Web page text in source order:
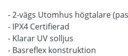
- 2-vägs Utomhus högtalare
- IPX4 Certifierad
- Klarar UV solljus
- Basreflex konstruktion